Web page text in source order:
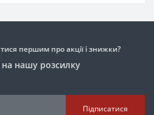
першим про акції і знижки?
на нашу розсилку
Підписатися